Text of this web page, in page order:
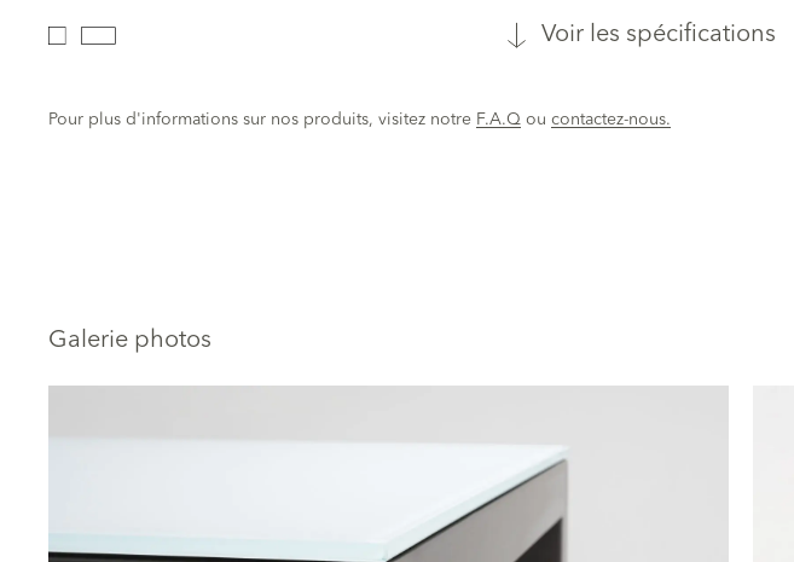
Voir les spécifications
Pour plus d'informations sur nos produits, visitez notre F.A.Q ou contactez-nous.
Galerie photos